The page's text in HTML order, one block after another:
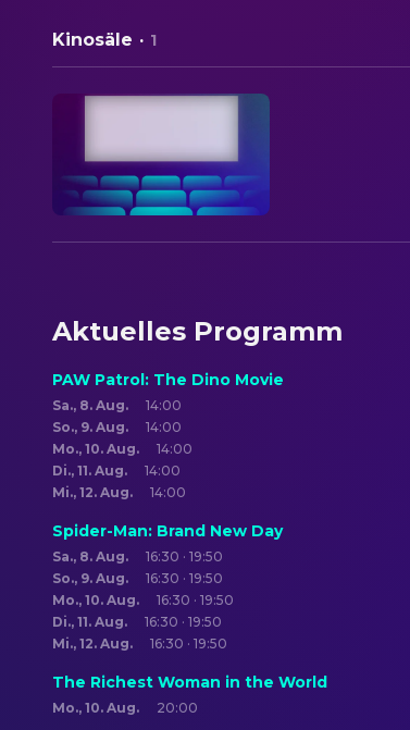
Kinosäle · 1
Aktuelles Programm
PAW Patrol: The Dino Movie
Sa., 8. Aug.
14:00
So., 9. Aug.
14:00
Mo., 10. Aug.
14:00
Di., 11. Aug.
14:00
Mi., 12. Aug.
14:00
Spider-Man: Brand New Day
Sa., 8. Aug.
16:30 · 19:50
So., 9. Aug.
16:30 · 19:50
Mo., 10. Aug.
16:30 · 19:50
Di., 11. Aug.
16:30 · 19:50
Mi., 12. Aug.
16:30 · 19:50
The Richest Woman in the World
Mo., 10. Aug. 20:00